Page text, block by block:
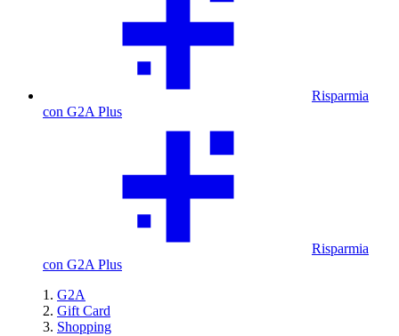
Risparmia
con G2A Plus
Risparmia
con G2A Plus
G2A
Gift Card
Shopping